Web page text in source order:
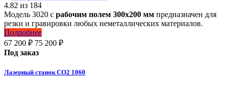
4.82 из 184
Модель 3020 с рабочим полем 300х200 мм предназначен для
резки и гравировки любых неметаллических материалов.
Подробнее
67 200 ₽ 75 200 ₽
Под заказ
Лазерный станок СО2 1060